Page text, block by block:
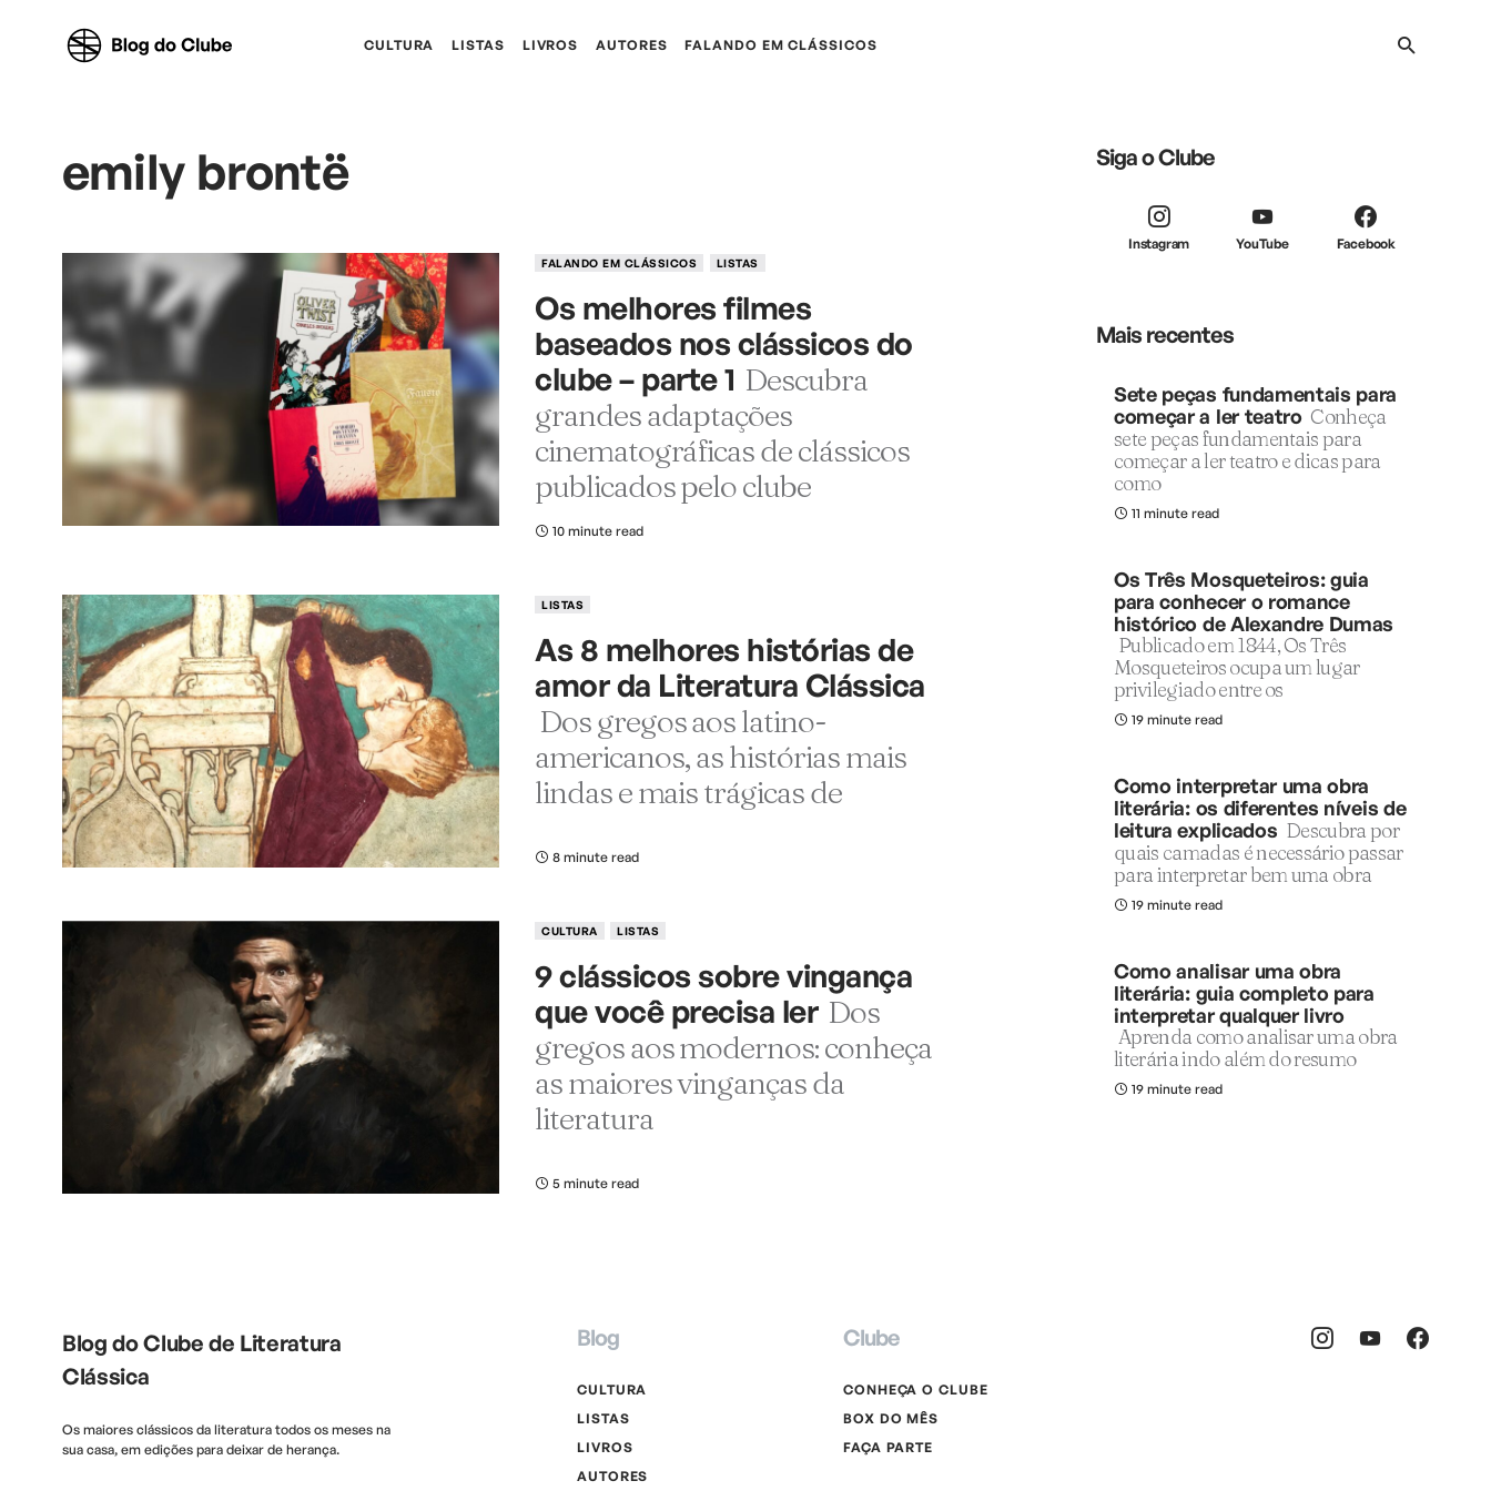
CULTURA LISTAS LIVROS AUTORES FALANDO EM CLÁSSICOS
emily brontë
FALANDO EM CLÁSSICOS LISTAS
Os melhores filmes
baseados nos clássicos do
clube – parte 1 Descubra
grandes adaptações
cinematográficas de clássicos
publicados pelo clube
10 minute read
LISTAS
As 8 melhores histórias de
amor da Literatura Clássica
Dos gregos aos latino-
americanos, as histórias mais
lindas e mais trágicas de
8 minute read
CULTURA LISTAS
9 clássicos sobre vingança
que você precisa ler Dos
gregos aos modernos: conheça
as maiores vinganças da
literatura
5 minute read
Siga o Clube
Instagram YouTube Facebook
Mais recentes
Sete peças fundamentais para
começar a ler teatro Conheça
sete peças fundamentais para
começar a ler teatro e dicas para
como
11 minute read
Os Três Mosqueteiros: guia
para conhecer o romance
histórico de Alexandre Dumas
Publicado em 1844, Os Três
Mosqueteiros ocupa um lugar
privilegiado entre os
19 minute read
Como interpretar uma obra
literária: os diferentes níveis de
leitura explicados Descubra por
quais camadas é necessário passar
para interpretar bem uma obra
19 minute read
Como analisar uma obra
literária: guia completo para
interpretar qualquer livro
Aprenda como analisar uma obra
literária indo além do resumo
19 minute read
Blog do Clube de Literatura
Clássica
Os maiores clássicos da literatura todos os meses na
sua casa, em edições para deixar de herança.
Blog
CULTURA
LISTAS
LIVROS
AUTORES
Clube
CONHEÇA O CLUBE
BOX DO MÊS
FAÇA PARTE